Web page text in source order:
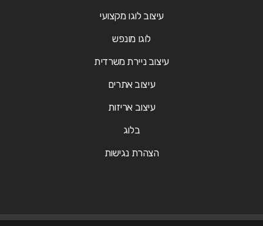
עיצוב לוגו מקצועי
לוגו מונפש
עיצוב ניירת משרדית
עיצוב אתרים
עיצוב אריזות
בלוג
הצהרת נגישות